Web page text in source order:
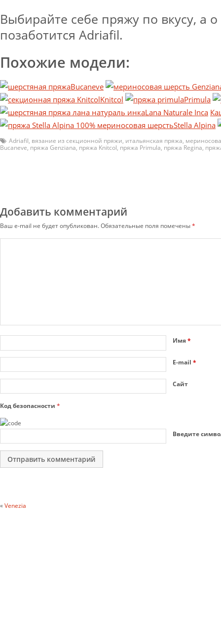
Выбирайте себе пряжу по вкусу, а о
позаботится Adriafil.
Похожие модели:
Bucaneve
Knitcol
Primula
Lana Naturale Inca
Stella Alpina
Adriafil, вязание из секционной пряжи, итальянская пряжа,
Bucaneve, пряжа Genziana, пряжа Knitcol, пряжа Primula, пряжа Regina,
Добавить комментарий
Ваш e-mail не будет опубликован.Обязательные поля помечены*
Имя*
E-mail *
Сайт
Код безопасности *
Введите
«Venezia